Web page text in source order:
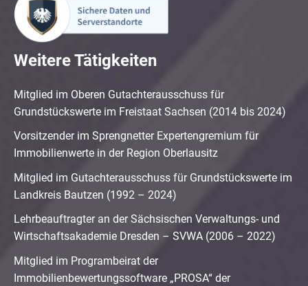
Weitere Tätigkeiten
Mitglied im Oberen Gutachterausschuss für
Grundstückswerte im Freistaat Sachsen (2014 bis 2024)
Vorsitzender im Sprengnetter Expertengremium für
Immobilienwerte in der Region Oberlausitz
Mitglied im Gutachterausschuss für Grundstückswerte im
Landkreis Bautzen (1992 – 2024)
Lehrbeauftragter an der Sächsischen Verwaltungs- und
Wirtschaftsakademie Dresden – SVWA (2006 – 2022)
Mitglied im Programbeirat der
Immobilienbewertungssoftware „PROSA“ der